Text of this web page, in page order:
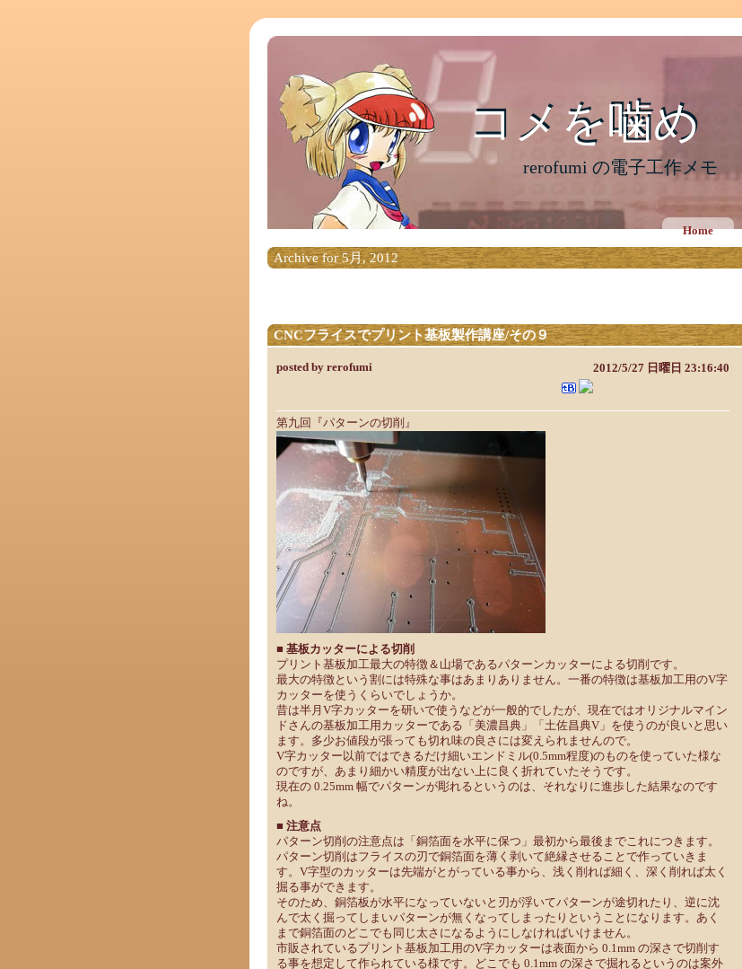
コメを噛め
コメを噛め
rerofumi の電子工作メモ
Home
Archive for 5月, 2012
CNCフライスでプリント基板製作講座/その９
posted by rerofumi 2012/5/27 日曜日 23:16:40
第九回『パターンの切削』
■ 基板カッターによる切削
プリント基板加工最大の特徴＆山場であるパターンカッターによる切削です。
最大の特徴という割には特殊な事はあまりありません。一番の特徴は基板加工用のV字
カッターを使うくらいでしょうか。
昔は半月V字カッターを研いで使うなどが一般的でしたが、現在ではオリジナルマイン
ドさんの基板加工用カッターである「美濃昌典」「土佐昌典V」を使うのが良いと思い
ます。多少お値段が張っても切れ味の良さには変えられませんので。
V字カッター以前ではできるだけ細いエンドミル(0.5mm程度)のものを使っていた様な
のですが、あまり細かい精度が出ない上に良く折れていたそうです。
現在の 0.25mm 幅でパターンが彫れるというのは、それなりに進歩した結果なのです
ね。
■ 注意点
パターン切削の注意点は「銅箔面を水平に保つ」最初から最後までこれにつきます。
パターン切削はフライスの刃で銅箔面を薄く剥いて絶縁させることで作っていきま
す。V字型のカッターは先端がとがっている事から、浅く削れば細く、深く削れば太く
掘る事ができます。
そのため、銅箔板が水平になっていないと刃が浮いてパターンが途切れたり、逆に沈
んで太く掘ってしまいパターンが無くなってしまったりということになります。あく
まで銅箔面のどこでも同じ太さになるようにしなければいけません。
市販されているプリント基板加工用のV字カッターは表面から 0.1mm の深さで切削す
る事を想定して作られている様です。どこでも 0.1mm の深さで掘れるというのは案外